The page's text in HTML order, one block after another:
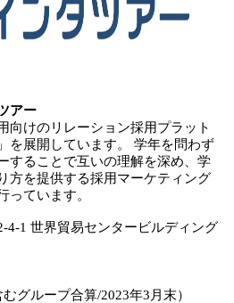
アー
けのリレーション採用プラット
を展開しています。 学年を問わず
することで互いの理解を深め、学
方を提供する採用マーケティング
っています。
4-1 世界貿易センタービルディング
グループ合算/2023年3月末）